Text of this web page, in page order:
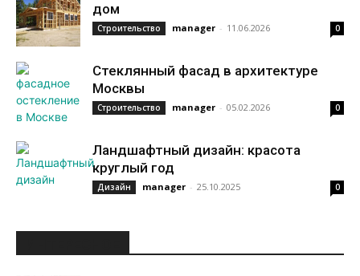
дом
Строительство manager - 11.06.2026 0
Стеклянный фасад в архитектуре
Москвы
Строительство manager - 05.02.2026 0
Ландшафтный дизайн: красота
круглый год
Дизайн manager - 25.10.2025 0